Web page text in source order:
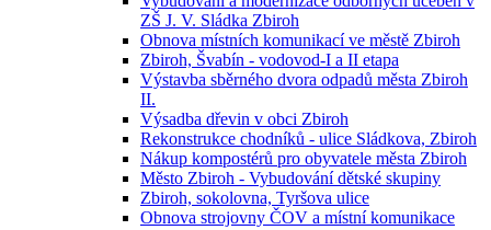
ZŠ J. V. Sládka Zbiroh
Obnova místních komunikací ve městě Zbiroh
Zbiroh, Švabín - vodovod-I a II etapa
Výstavba sběrného dvora odpadů města Zbiroh
II.
Výsadba dřevin v obci Zbiroh
Rekonstrukce chodníků - ulice Sládkova, Zbiroh
Nákup kompostérů pro obyvatele města Zbiroh
Město Zbiroh - Vybudování dětské skupiny
Zbiroh, sokolovna, Tyršova ulice
Obnova strojovny ČOV a místní komunikace